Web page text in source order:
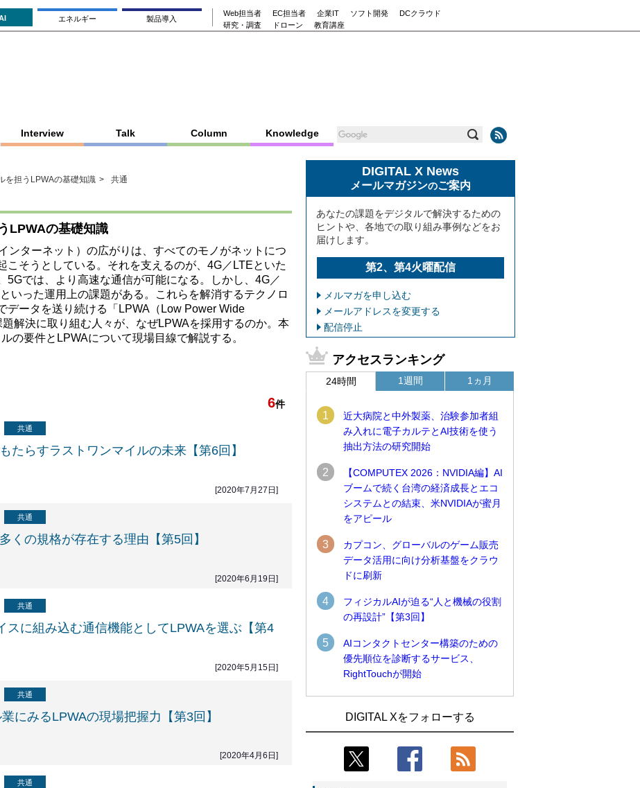
エネルギー 製品導入
Web担当者 EC担当者 企業IT ソフト開発
DCクラウド
研究・調査
ドローン 教育講座
Interview Talk Column Knowledge
を担うLPWAの基礎知識 共通
LPWAの基礎知識
ンターネット）の広がりは、すべてのモノがネットにつ
こそうとしている。それを支えるのが、4G／LTEといた
5Gでは、より高速な通信が可能になる。しかし、4G／
いった運用上の課題がある。これらを解消するテクノロ
データを送り続ける「LPWA（Low Power Wide
解決に取り組む人々が、なぜLPWAを採用するのか。本
の要件とLPWAについて現場目線で解説する。
6件
共通
たらすラストワンマイルの未来【第6回】
[2020年7月27日]
共通
くの規格が存在する理由【第5回】
[2020年6月19日]
共通
スに組み込む通信機能としてLPWAを選ぶ【第4
[2020年5月15日]
共通
にみるLPWAの現場把握力【第3回】
[2020年4月6日]
共通
DIGITAL X News
メールマガジンのご案内
あなたの課題をデジタルで解決するための
ヒントや、各地での取り組み事例などをお
届けします。
第2、第4火曜配信
メルマガを申し込む
メールアドレスを変更する
配信停止
アクセスランキング
24時間
1
近大病院と中外製薬、治験参加者組
み入れに電子カルテとAI技術を使う
抽出方法の研究開始
2
【COMPUTEX 2026：NVIDIA編】AI
ブームで続く台湾の経済成長とエコ
システムとの結束、米NVIDIAが蜜月
をアピール
3
カプコン、グローバルのゲーム販売
データ活用に向け分析基盤をクラウ
ドに刷新
4
フィジカルAIが迫る“人と機械の役割
の再設計”【第3回】
5
AIコンタクトセンター構築のための
優先順位を診断するサービス、
RightTouchが開始
1週間
れに電子カルテとAI技術を使う抽出方法
の研究開始
Umios、消費者起点の販売計画策定に向
1ヵ月
仮想化技術を使う統合基盤を本格稼働
鹿島建設、鋼管柱へのコンクリート充填
時の異常を検出するAIを遠隔監視システ
DIGITAL Xをフォローする